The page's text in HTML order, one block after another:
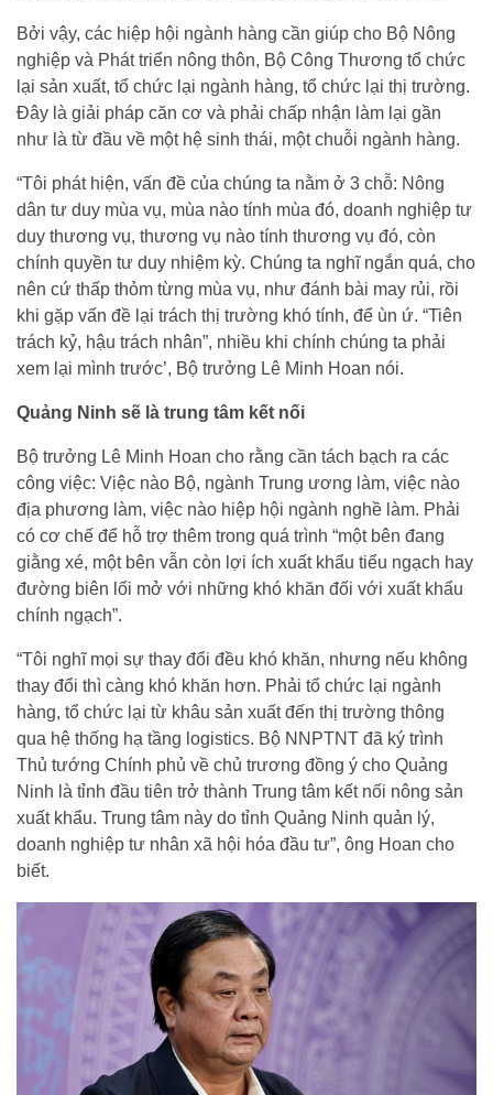
Bởi vậy, các hiệp hội ngành hàng cần giúp cho Bộ Nông
nghiệp và Phát triển nông thôn, Bộ Công Thương tổ chức
lại sản xuất, tổ chức lại ngành hàng, tổ chức lại thị trường.
Đây là giải pháp căn cơ và phải chấp nhận làm lại gần
như là từ đầu về một hệ sinh thái, một chuỗi ngành hàng.
“Tôi phát hiện, vấn đề của chúng ta nằm ở 3 chỗ: Nông
dân tư duy mùa vụ, mùa nào tính mùa đó, doanh nghiệp tư
duy thương vụ, thương vụ nào tính thương vụ đó, còn
chính quyền tư duy nhiệm kỳ. Chúng ta nghĩ ngắn quá, cho
nên cứ thấp thỏm từng mùa vụ, như đánh bài may rủi, rồi
khi gặp vấn đề lại trách thị trường khó tính, để ùn ứ. “Tiên
trách kỷ, hậu trách nhân”, nhiều khi chính chúng ta phải
xem lại mình trước’, Bộ trưởng Lê Minh Hoan nói.
Quảng Ninh sẽ là trung tâm kết nối
Bộ trưởng Lê Minh Hoan cho rằng cần tách bạch ra các
công việc: Việc nào Bộ, ngành Trung ương làm, việc nào
địa phương làm, việc nào hiệp hội ngành nghề làm. Phải
có cơ chế để hỗ trợ thêm trong quá trình “một bên đang
giằng xé, một bên vẫn còn lợi ích xuất khẩu tiểu ngạch hay
đường biên lối mở với những khó khăn đối với xuất khẩu
chính ngạch”.
“Tôi nghĩ mọi sự thay đổi đều khó khăn, nhưng nếu không
thay đổi thì càng khó khăn hơn. Phải tổ chức lại ngành
hàng, tổ chức lại từ khâu sản xuất đến thị trường thông
qua hệ thống hạ tầng logistics. Bộ NNPTNT đã ký trình
Thủ tướng Chính phủ về chủ trương đồng ý cho Quảng
Ninh là tỉnh đầu tiên trở thành Trung tâm kết nối nông sản
xuất khẩu. Trung tâm này do tỉnh Quảng Ninh quản lý,
doanh nghiệp tư nhân xã hội hóa đầu tư”, ông Hoan cho
biết.